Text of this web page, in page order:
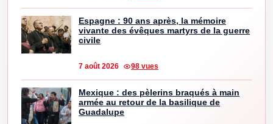
Espagne : 90 ans après, la mémoire
vivante des évêques martyrs de la guerre
civile
7 août 2026 98 vues
Mexique : des pèlerins braqués à main
armée au retour de la basilique de
Guadalupe